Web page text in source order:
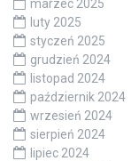
marzec 2025
luty 2025
styczeń 2025
grudzień 2024
listopad 2024
październik 2024
wrzesień 2024
sierpień 2024
lipiec 2024